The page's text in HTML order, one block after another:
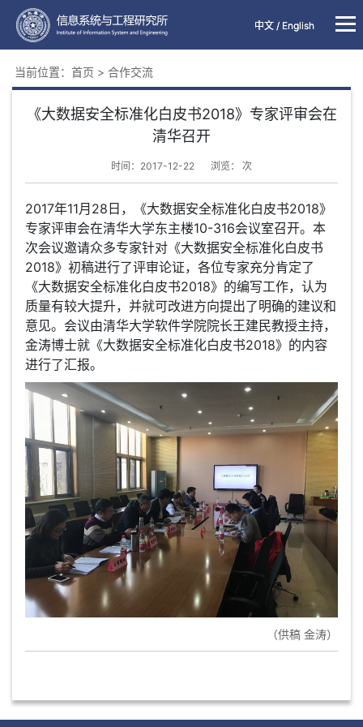
中文 / English
中文 / English
当前位置： 首页 > 合作交流
《大数据安全标准化白皮书2018》专家评审会在
清华召开
时间：2017-12-22 浏览： 次
2017年11月28日，《大数据安全标准化白皮书2018》
专家评审会在清华大学东主楼10-316会议室召开。本
次会议邀请众多专家针对《大数据安全标准化白皮书
2018》初稿进行了评审论证，各位专家充分肯定了
《大数据安全标准化白皮书2018》的编写工作，认为
质量有较大提升，并就可改进方向提出了明确的建议和
意见。会议由清华大学软件学院院长王建民教授主持，
金涛博士就《大数据安全标准化白皮书2018》的内容
进行了汇报。
（供稿 金涛）